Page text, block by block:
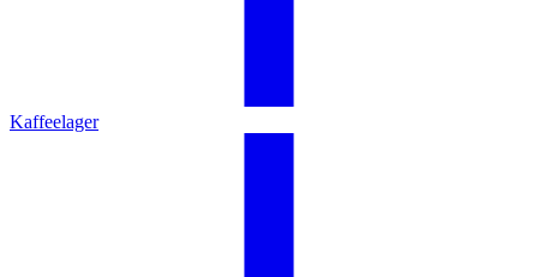
Kaffeelager